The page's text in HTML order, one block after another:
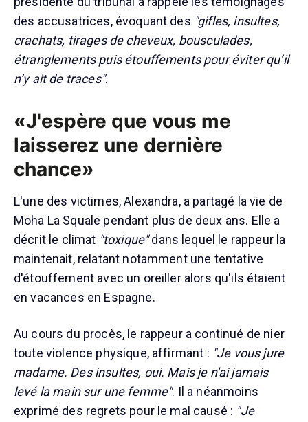
des accusatrices, évoquant des "gifles, insultes,
crachats, tirages de cheveux, bousculades,
étranglements puis étouffements pour éviter qu’il
n’y ait de traces".
«J'espère que vous me
laisserez une dernière
chance»
L'une des victimes, Alexandra, a partagé la vie de
Moha La Squale pendant plus de deux ans. Elle a
décrit le climat "toxique"dans lequel le rappeur la
maintenait, relatant notamment une tentative
d'étouffement avec un oreiller alors qu'ils étaient
en vacances en Espagne.
Au cours du procès, le rappeur a continué de nier
toute violence physique, affirmant : "Je vous jure
madame. Des insultes, oui. Mais je n'ai jamais
levé la main sur une femme". Il a néanmoins
exprimé des regrets pour le mal causé : "Je